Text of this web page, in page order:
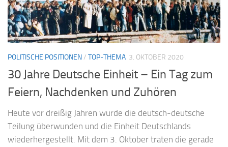
POLITISCHE POSITIONEN/ TOP-THEMA 3. OKTOBER 2020
30 Jahre Deutsche Einheit – Ein Tag zum
Feiern, Nachdenken und Zuhören
Heute vor dreißig Jahren wurde die deutsch-deutsche
Teilung überwunden und die Einheit Deutschlands
wiederhergestellt. Mit dem 3. Oktober traten die gerade